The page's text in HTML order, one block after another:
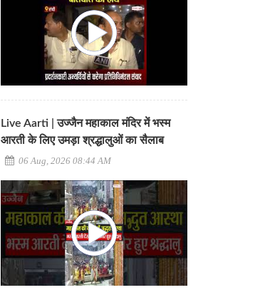
Live Aarti | उज्जैन महाकाल मंदिर में भस्म
आरती के लिए उमड़ा श्रद्धालुओं का सैलाब
06 Aug, 2026 08:44 AM